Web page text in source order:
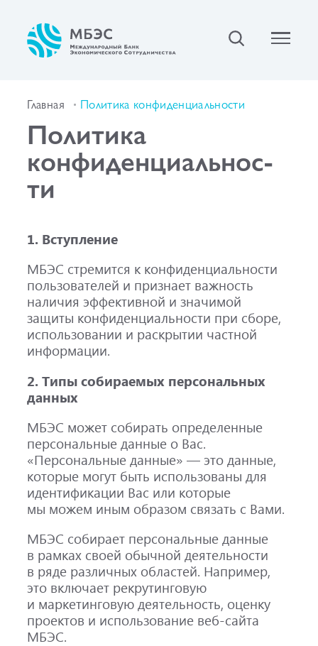
Главная Политика конфиденциальности
Политика
конфиденциаль­нос­
ти
1. Вступление
МБЭС стремится к конфиденциальности
пользователей и признает важность
наличия эффективной и значимой
защиты конфиденциальности при сборе,
использовании и раскрытии частной
информации.
2. Типы собираемых персональных
данных
МБЭС может собирать определенные
персональные данные о Вас.
«Персональные данные» — это данные,
которые могут быть использованы для
идентификации Вас или которые
мы можем иным образом связать с Вами.
МБЭС собирает персональные данные
в рамках своей обычной деятельности
в ряде различных областей. Например,
это включает рекрутинговую
и маркетинговую деятельность, оценку
проектов и использование веб-сайта
МБЭС.